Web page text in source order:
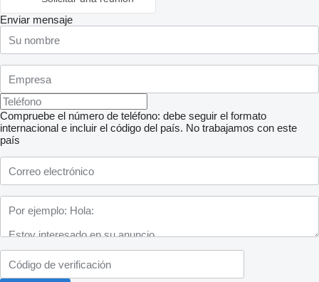
Enviar mensaje
Compruebe el número de teléfono: debe seguir el formato
internacional e incluir el código del país. No trabajamos con este
país